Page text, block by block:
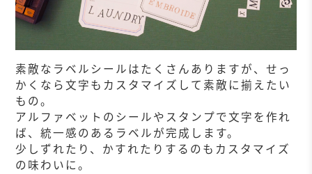
素敵なラベルシールはたくさんありますが、せっ
かくなら文字もカスタマイズして素敵に揃えたい
もの。
アルファベットのシールやスタンプで文字を作れ
ば、統一感のあるラベルが完成します。
少しずれたり、かすれたりするのもカスタマイズ
の味わいに。